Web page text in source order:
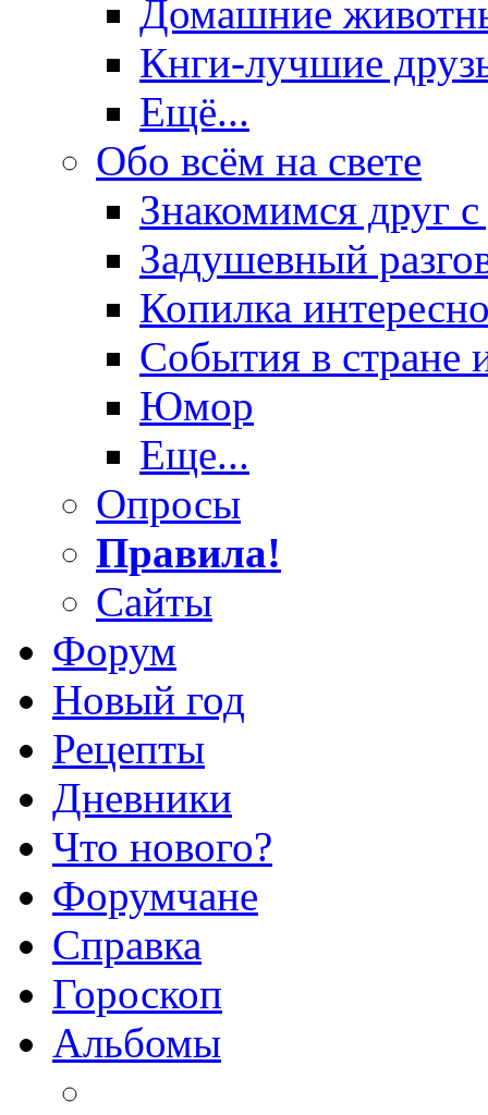
Домашние
Кнги-лучшие
Ещё...
Обо всём на свете
Знакомимся друг
Задушевный
Копилка
События в стране
Юмор
Еще...
Опросы
Правила!
Сайты
Форум
Новый год
Рецепты
Дневники
Что нового?
Форумчане
Справка
Гороскоп
Альбомы